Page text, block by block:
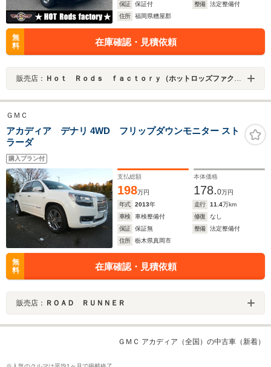
保証
保証付 整備
法定整備付
住所
福岡県糟屋郡
無
料
在庫確認・見積依頼
販売店： Ｈｏｔ Ｒｏｄｓ ｆａｃｔｏｒｙ（ホットロッズファクトリー）
ＧＭＣ
アカディア デナリ 4WD フリップダウンモニター スト
ラーダ
購入プラン付
支払総額
198万円
本体価格
178.0万円
年式
2013年 走行 11.4万km
車検
車検整備付 修復
なし
保証
保証無 整備
法定整備付
住所
栃木県真岡市
無
料
在庫確認・見積依頼
販売店： ＲＯＡＤ ＲＵＮＮＥＲ
ＧＭＣ アカディア（全国）の中古車（新着）